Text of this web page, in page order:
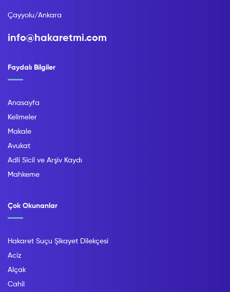
Faydalı Bilgiler
Anasayfa
Kelimeler
Makale
Avukat
Adli Sicil ve Arşiv Kaydı
Mahkeme
Çok Okunanlar
Hakaret Suçu Şikayet Dilekçesi
Aciz
Alçak
Cahil
Çayyolu/Ankara
info@hakaretmi.com